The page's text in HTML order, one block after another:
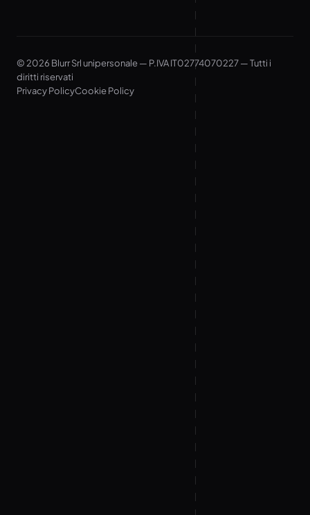
© 2026 Blurr Srl unipersonale — P.IVA IT02774070227 — Tutti i
diritti riservati
Privacy PolicyCookie Policy